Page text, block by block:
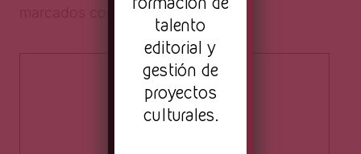
talento
editorial y
gestión de
proyectos
culturales.